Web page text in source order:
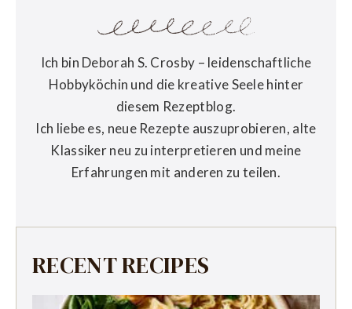
Ich bin Deborah S. Crosby – leidenschaftliche
Hobbyköchin und die kreative Seele hinter
diesem Rezeptblog.
Ich liebe es, neue Rezepte auszuprobieren, alte
Klassiker neu zu interpretieren und meine
Erfahrungen mit anderen zu teilen.
RECENT RECIPES